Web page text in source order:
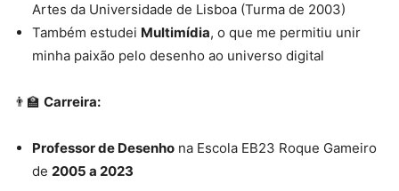
Artes da Universidade de Lisboa (Turma de 2003)
Também estudei Multimídia, o que me permitiu unir
minha paixão pelo desenho ao universo digital
👨‍🏫 Carreira:
Professor de Desenho na Escola EB23 Roque Gameiro
de 2005 a 2023